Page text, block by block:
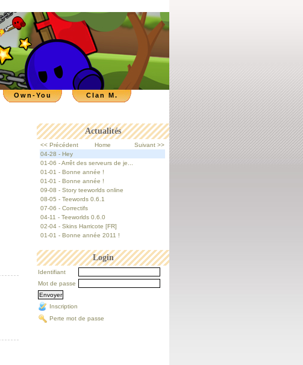
Clan M.
Own-You
Actualités
<< Précédent Home
Suivant >>
04-28 - Hey
01-06 - Arrêt des serveurs de je...
01-01 - Bonne année !
01-01 - Bonne année !
09-08 - Story teeworlds online
08-05 - Teewords 0.6.1
07-06 - Correctifs
04-11 - Teeworlds 0.6.0
02-04 - Skins Harricote [FR]
01-01 - Bonne année 2011 !
Login
Identifiant
Mot de passe
Inscription
Perte mot de passe